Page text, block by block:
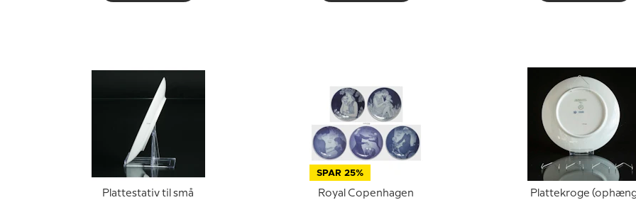
Plattestativ til små
SPAR 25%
Royal Copenhagen
Plattekroge